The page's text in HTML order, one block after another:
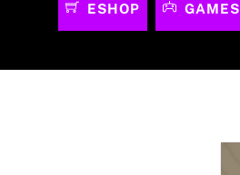
ESHOP GAMES